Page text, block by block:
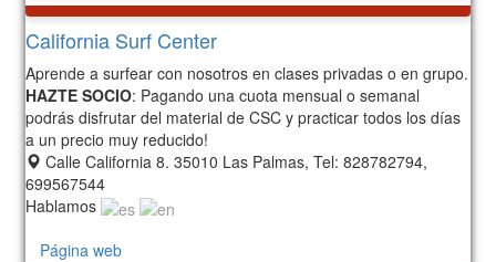
California Surf Center
Aprende a surfear con nosotros en clases privadas o en grupo.
HAZTE SOCIO: Pagando una cuota mensual o semanal
podrás disfrutar del material de CSC y practicar todos los días
a un precio muy reducido!
Calle California 8. 35010 Las Palmas, Tel: 828782794,
699567544
Hablamos
Página web